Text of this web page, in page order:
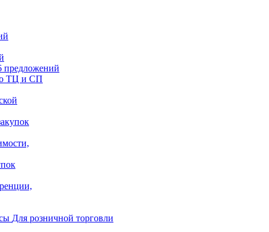
предложений
ТЦ и СП
Для розничной торговли